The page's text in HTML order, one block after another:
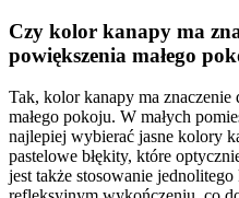
Czy kolor kanapy ma
powiększenia małego
Tak, kolor kanapy ma
małego pokoju. W małych
najlepiej wybierać jasne kolory
pastelowe błękity, które
jest także stosowanie